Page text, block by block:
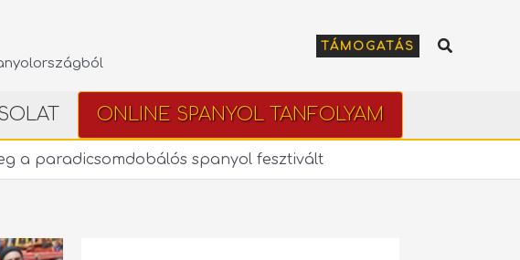
TÁMOGATÁS Keresés
ONLINE SPANYOL TANFOLYAM
a paradicsomdobálós spanyol fesztivált